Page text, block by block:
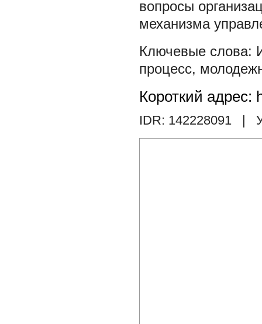
вопросы
механизма
процесс,
Короткий адрес:
IDR: 142228091 |